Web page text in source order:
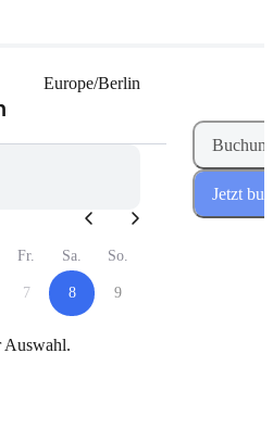
Europe/Berlin
Fr. Sa. So.
7 8 9
Auswahl.
Jetzt